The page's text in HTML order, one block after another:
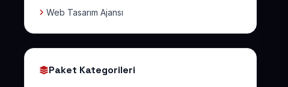
Web Tasarım Ajansı
Paket Kategorileri